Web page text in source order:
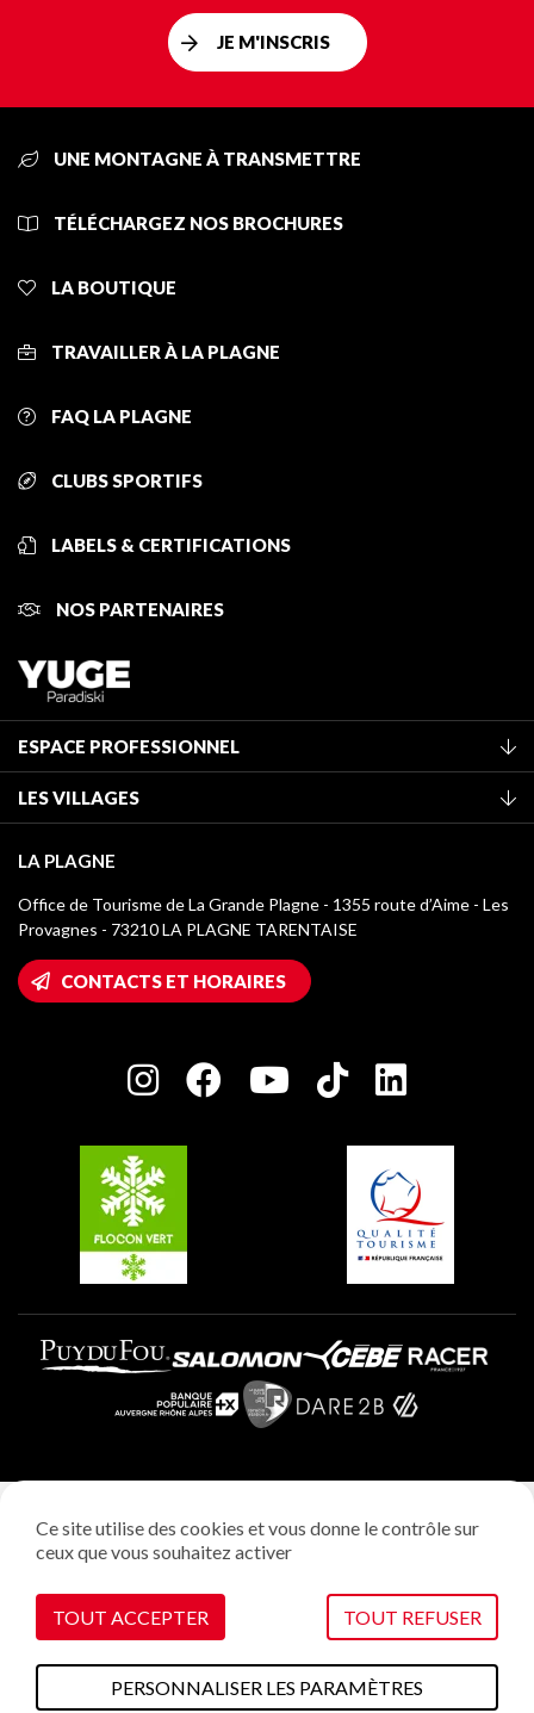
JE M'INSCRIS
UNE MONTAGNE À TRANSMETTRE
TÉLÉCHARGEZ NOS BROCHURES
LA BOUTIQUE
TRAVAILLER À LA PLAGNE
FAQ LA PLAGNE
CLUBS SPORTIFS
LABELS & CERTIFICATIONS
NOS PARTENAIRES
ESPACE PROFESSIONNEL
Classement des meublés
Taxe de séjour
Médiathèque
Logos La Plagne
Accès Wifi
Maison des Propriétaires
Charte des Acteurs Engagés
LES VILLAGES
Montchavin - Les Coches
Champagny-en-Vanoise
Plagne 1800
Plagne Villages
Plagne Aime 2000
LA PLAGNE
Office de Tourisme de La Grande Plagne - 1355 route d’Aime - Les
Provagnes - 73210 LA PLAGNE TARENTAISE
CONTACTS ET HORAIRES
Gestion des cookies
Ce site utilise des cookies et vous donne le contrôle sur
ceux que vous souhaitez activer
TOUT ACCEPTER TOUT REFUSER
PERSONNALISER LES PARAMÈTRES